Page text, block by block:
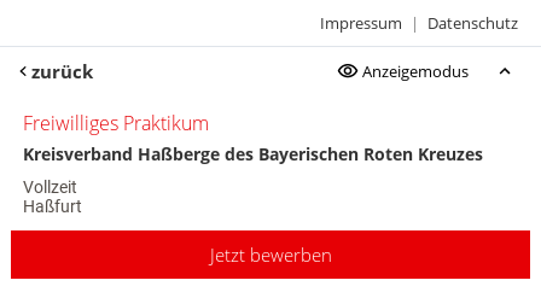
Impressum | Datenschutz
zurück Anzeigemodus
Freiwilliges Praktikum
Kreisverband Haßberge des Bayerischen Roten Kreuzes
Vollzeit
Haßfurt
Jetzt bewerben